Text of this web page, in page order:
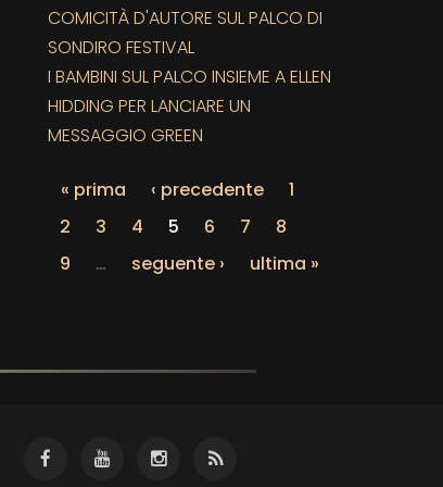
COMICITÀ D'AUTORE SUL PALCO DI
SONDIRO FESTIVAL
I BAMBINI SUL PALCO INSIEME A ELLEN
HIDDING PER LANCIARE UN
MESSAGGIO GREEN
« prima ‹ precedente
1
2
3 4 5 6 7
8
9
… seguente › ultima »